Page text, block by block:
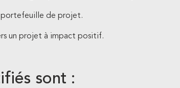
de projet.
un projet à impact positif.
sont :